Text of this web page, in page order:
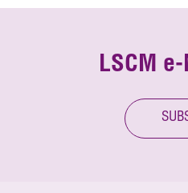
LSCM